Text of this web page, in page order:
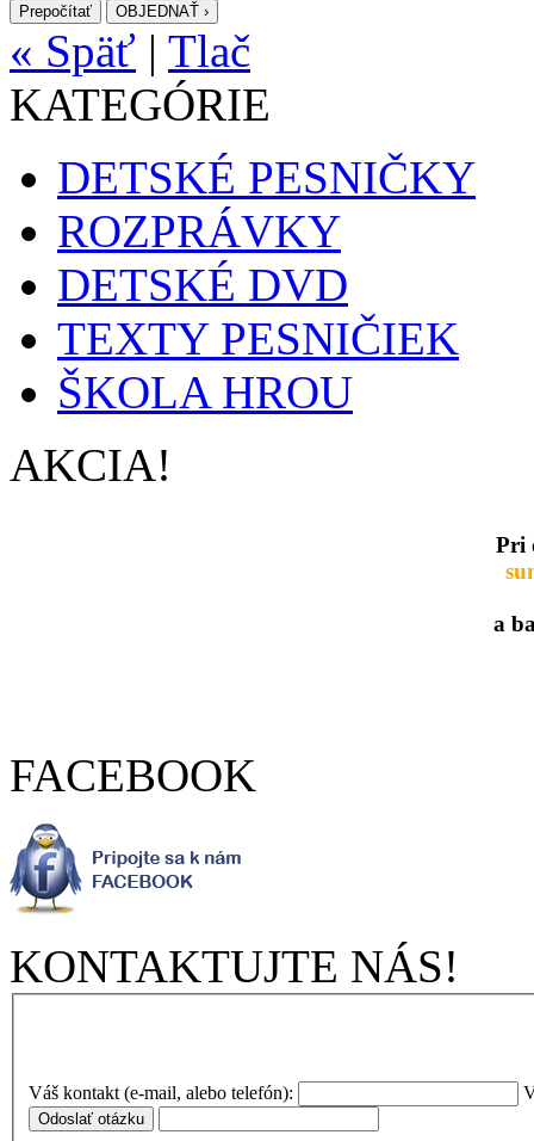
Prepočítať OBJEDNAŤ ›
« Späť | Tlač
KATEGÓRIE
DETSKÉ PESNIČKY
ROZPRÁVKY
DETSKÉ DVD
TEXTY PESNIČIEK
ŠKOLA HROU
AKCIA!
Pri
a
FACEBOOK
KONTAKTUJTE NÁS!
Váš kontakt (e-mail, alebo telefón):
Odoslať otázku